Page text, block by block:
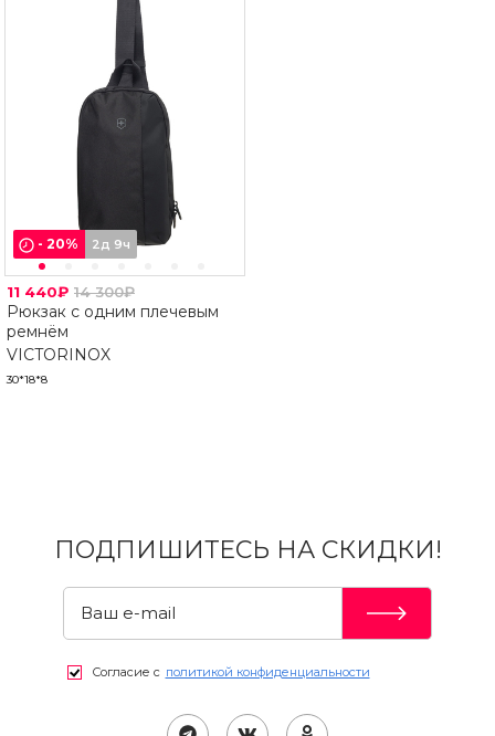
- 20% 2д 9ч
11 440₽ 14 300₽
Рюкзак с одним плечевым
ремнём
VICTORINOX
30*18*8
ПОДПИШИТЕСЬ НА СКИДКИ!
Согласие с политикой конфиденциальности